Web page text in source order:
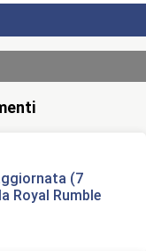
(7
Royal Rumble